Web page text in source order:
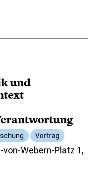
und
Vortrag
Webern-Platz 1,